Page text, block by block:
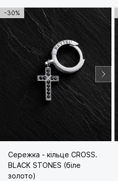
-30%
Сережка - кільце CROSS.
BLACK STONES (біле
золото)